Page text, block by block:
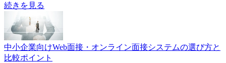
続きを見る
中小企業向けWeb面接・オンライン面接システムの選び方と
比較ポイント